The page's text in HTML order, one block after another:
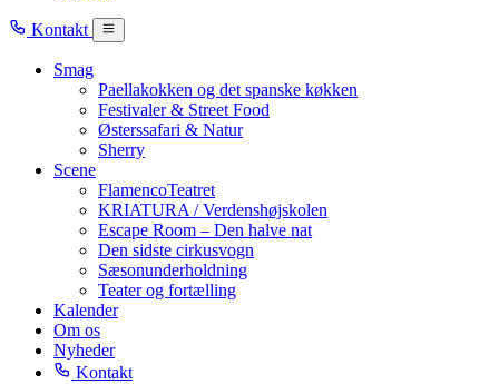
Kontakt
Smag
Paellakokken og det spanske køkken
Festivaler & Street Food
Østerssafari & Natur
Sherry
Scene
FlamencoTeatret
KRIATURA / Verdenshøjskolen
Escape Room – Den halve nat
Den sidste cirkusvogn
Sæsonunderholdning
Teater og fortælling
Kalender
Om os
Nyheder
Kontakt